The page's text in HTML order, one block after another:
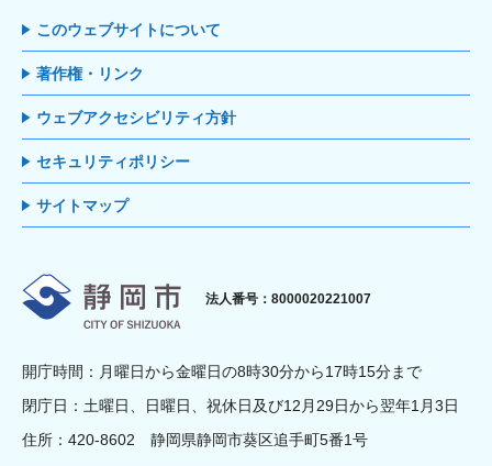
このウェブサイトについて
著作権・リンク
ウェブアクセシビリティ方針
セキュリティポリシー
サイトマップ
静岡市
法人番号：8000020221007
開庁時間：月曜日から金曜日の8時30分から17時15分まで
閉庁日：土曜日、日曜日、祝休日及び12月29日から翌年1月3日
住所：420-8602 静岡県静岡市葵区追手町5番1号